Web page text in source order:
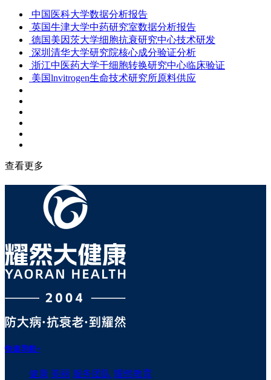
中国医科大学数据分析报告
英国牛津大学中药研究室数据分析报告
德国美因茨大学细胞抗衰研究中心技术研发
深圳清华大学研究院核心成分验证分析
浙江中医药大学干细胞转换研究中心临床验证
美国lnvitrogen生命技术研究所原料供应
查看更多
快速导航+
健康 美丽 服务团队 耀然教育